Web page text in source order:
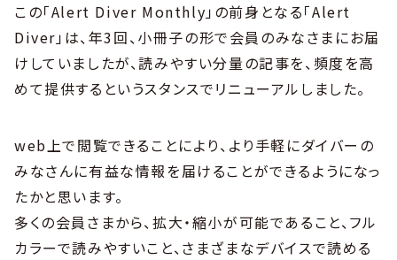
この「Alert Diver Monthly」の前身となる「Alert
Diver」は、年3回、小冊子の形で会員のみなさまにお届
けしていましたが、読みやすい分量の記事を、頻度を高
めて提供するというスタンスでリニューアルしました。
web上で閲覧できることにより、より手軽にダイバーの
みなさんに有益な情報を届けることができるようになっ
たかと思います。
多くの会員さまから、拡大・縮小が可能であること、フル
カラーで読みやすいこと、さまざまなデバイスで読める